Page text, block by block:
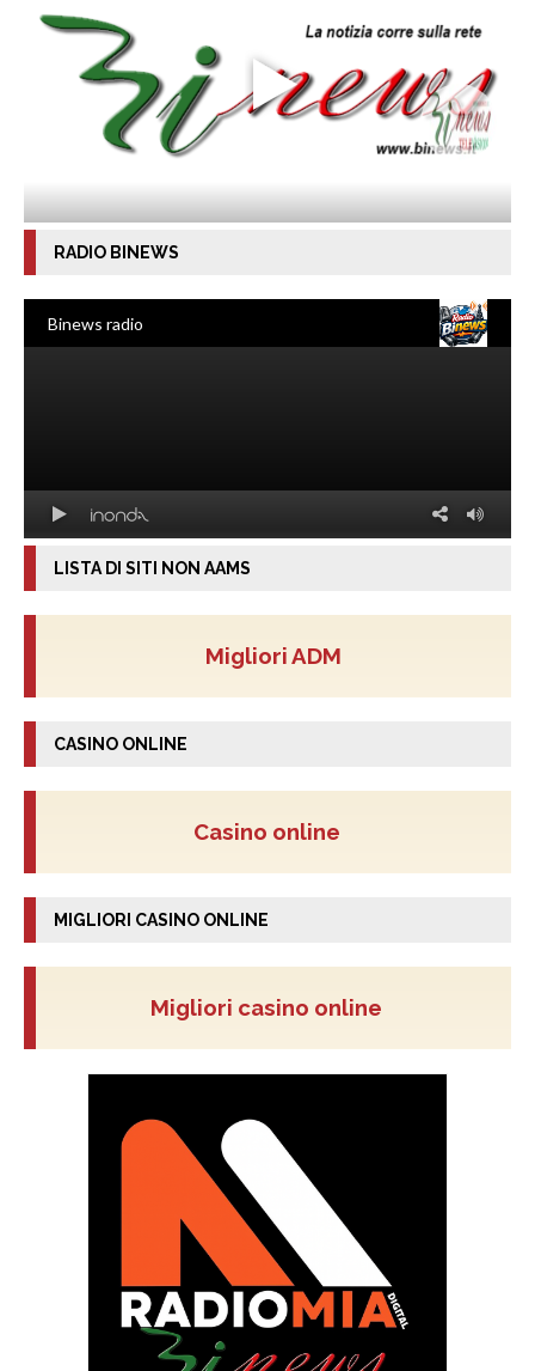
RADIO BINEWS
LISTA DI SITI NON AAMS
Migliori ADM
CASINO ONLINE
Casino online
MIGLIORI CASINO ONLINE
Migliori casino online